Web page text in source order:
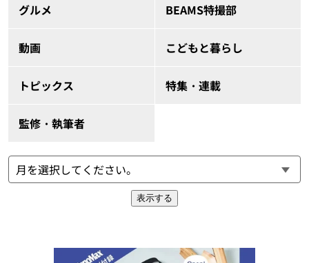
グルメ BEAMS特撮部
動画 こどもと暮らし
トピックス 特集・連載
監修・執筆者
表示する